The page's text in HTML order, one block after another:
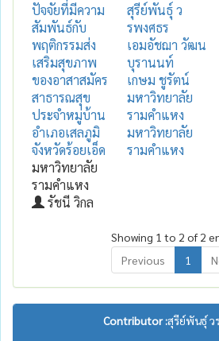
ปัจจัยที่มีความ
สัมพันธ์กับ
พฤติกรรมส่ง
เสริมสุขภาพ
ของอาสาสมัคร
สาธารณสุข
ประจำหมู่บ้าน
อำเภอเสลภูมิ
จังหวัดร้อยเอ็ด
มหาวิทยาลัย
รามคำแหง
รัชนี วิกล
สุรีย์พันธุ์ ว
รพงศธร
เอมอัชฌา วัฒน
บุรานนท์
เกษม ชูรัตน์
มหาวิทยาลัย
รามคำแหง
มหาวิทยาลัย
รามคำแหง
Showing 1 to 2 of 2
Previous
1
Contributor :สุรีย์พันธุ์ ว